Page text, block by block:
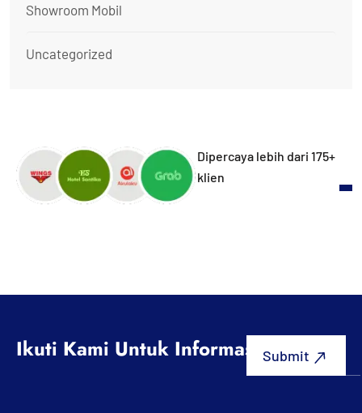
Showroom Mobil
Uncategorized
Dipercaya lebih dari 175+
klien
Ikuti Kami Untuk Informasi Terbaru